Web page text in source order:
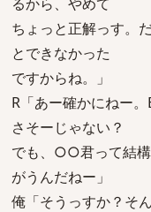
ちょっと正解っす。
とできなかった
ですからね。」
R「あー確かにねー
さそーじゃない？
でも、○○君って結構
がうんだねー」
俺「そうっすか？そ